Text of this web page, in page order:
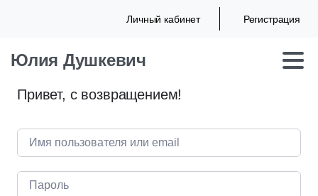
Личный кабинет Регистрация
Юлия Душкевич
Привет, с возвращением!